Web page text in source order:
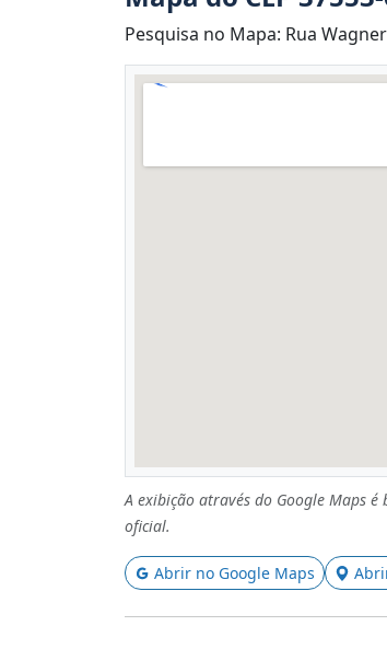
Pesquisa no Mapa: Rua
A exibição através do Google Maps
oficial.
Abrir no Google Maps